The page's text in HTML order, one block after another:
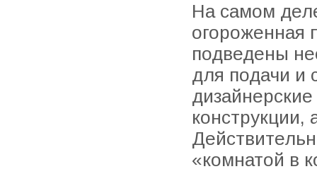
На самом
огороженная
подведены
для подачи и
конструкции,
«комнатой в